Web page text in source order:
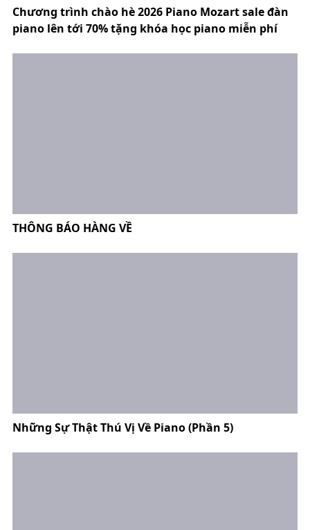
Chương trình chào hè 2026 Piano Mozart sale đàn
piano lên tới 70% tặng khóa học piano miễn phí
THÔNG BÁO HÀNG VỀ
Những Sự Thật Thú Vị Về Piano (Phần 5)